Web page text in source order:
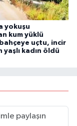
yokuşu
kum yüklü
uçtu, incir
kadın öldü